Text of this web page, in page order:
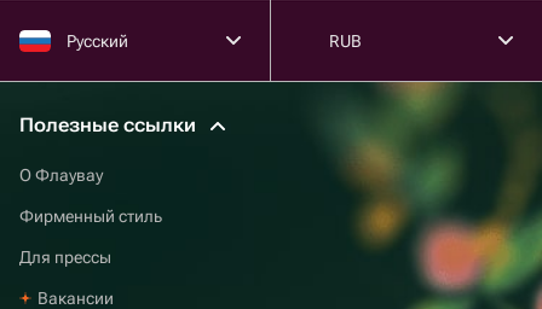
Русский RUB
Полезные ссылки
О Флаувау
Фирменный стиль
Для прессы
Вакансии